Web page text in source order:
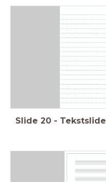
Slide 20 - Tekstslide